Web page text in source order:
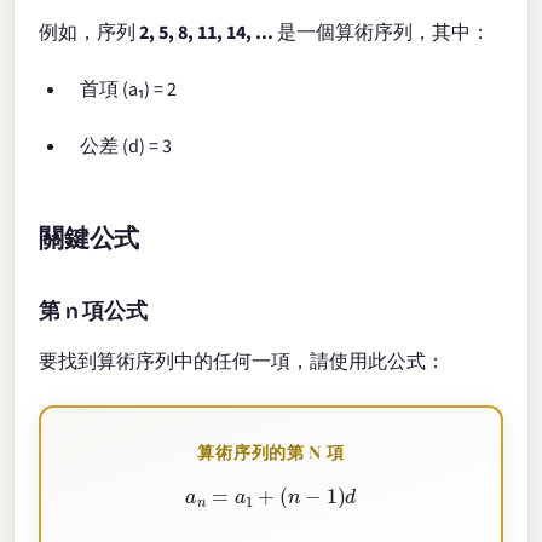
例如，序列2, 5, 8, 11, 14, ... 是一個算術序列，其中：
首項 (a₁) = 2
公差 (d) = 3
關鍵公式
第 n 項公式
要找到算術序列中的任何一項，請使用此公式：
算術序列的第 N 項
an =a + (n− d